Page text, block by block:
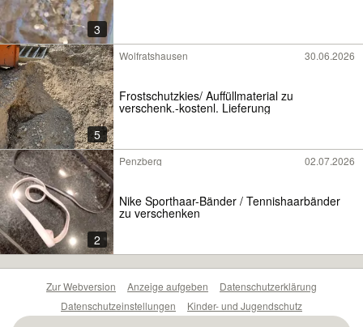
3
5
Wolfratshausen 30.06.2026
Frostschutzkies/ Auffüllmaterial zu
verschenk.-kostenl. Lieferung
2
Penzberg 02.07.2026
Nike Sporthaar-Bänder / Tennishaarbänder
zu verschenken
Zur Webversion Anzeige aufgeben
Datenschutzerklärung
Datenschutzeinstellungen
Kinder- und Jugendschutz